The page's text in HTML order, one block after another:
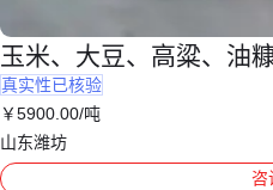
玉米、大豆、高粱、油
真实性已核验
￥5900.00/吨
山东潍坊
咨